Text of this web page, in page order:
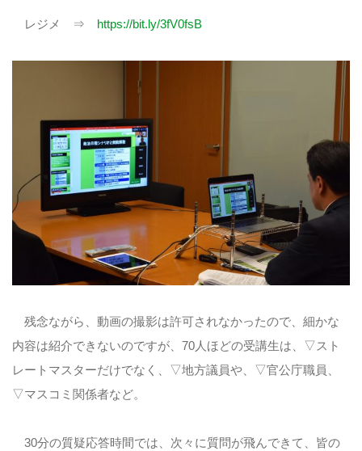
レジメ ⇒ https://bit.ly/3fV0fsB
残念ながら、動画の撮影は許可されなかったので、細かな
内容は紹介できないのですが、70人ほどの受講生は、▽スト
レートマスターだけでなく、▽地方議員や、▽官公庁職員、
▽マスコミ関係者など。
30分の質疑応答時間では、次々に質問が飛んできて、皆の